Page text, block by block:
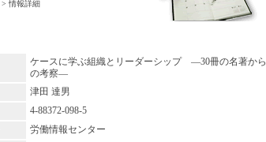
> 情報詳細
ケースに学ぶ組織とリーダーシップ ―30冊の名著から
の考察―
津田 達男
4-88372-098-5
労働情報センター